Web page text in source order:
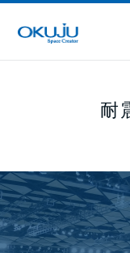
耐